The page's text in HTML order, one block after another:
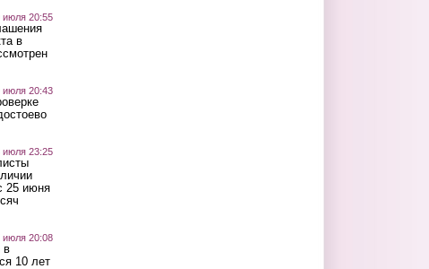
июля 20:55
в
июля 20:43
июля 23:25
25 июня
июля 20:08
в
10 лет